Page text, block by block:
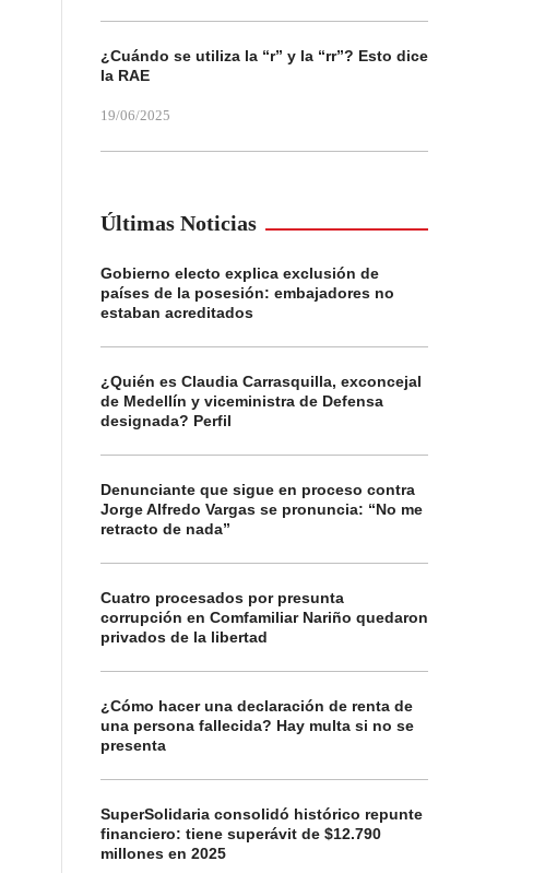
¿Cuándo se utiliza la “r” y la “rr”? Esto dice
la RAE
19/06/2025
Últimas Noticias
Gobierno electo explica exclusión de
países de la posesión: embajadores no
estaban acreditados
¿Quién es Claudia Carrasquilla, exconcejal
de Medellín y viceministra de Defensa
designada? Perfil
Denunciante que sigue en proceso contra
Jorge Alfredo Vargas se pronuncia: “No me
retracto de nada”
Cuatro procesados por presunta
corrupción en Comfamiliar Nariño quedaron
privados de la libertad
¿Cómo hacer una declaración de renta de
una persona fallecida? Hay multa si no se
presenta
SuperSolidaria consolidó histórico repunte
financiero: tiene superávit de $12.790
millones en 2025